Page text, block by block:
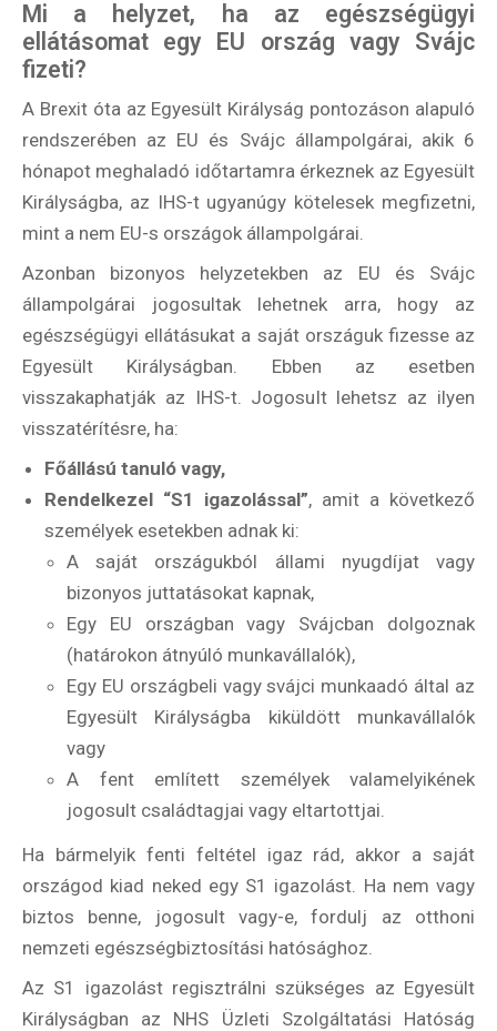
Mi a helyzet, ha az egészségügyi
ellátásomat egy EU ország vagy Svájc
fizeti?
A Brexit óta az Egyesült Királyság pontozáson alapuló
rendszerében az EU és Svájc állampolgárai, akik 6
hónapot meghaladó időtartamra érkeznek az Egyesült
Királyságba, az IHS-t ugyanúgy kötelesek megfizetni,
mint a nem EU-s országok állampolgárai.
Azonban bizonyos helyzetekben az EU és Svájc
állampolgárai jogosultak lehetnek arra, hogy az
egészségügyi ellátásukat a saját országuk fizesse az
Egyesült Királyságban. Ebben az esetben
visszakaphatják az IHS-t. Jogosult lehetsz az ilyen
visszatérítésre, ha:
Főállású tanuló vagy,
Rendelkezel “S1 igazolással”, amit a következő
személyek esetekben adnak ki:
A saját országukból állami nyugdíjat vagy
bizonyos juttatásokat kapnak,
Egy EU országban vagy Svájcban dolgoznak
(határokon átnyúló munkavállalók),
Egy EU országbeli vagy svájci munkaadó által az
Egyesült Királyságba kiküldött munkavállalók
vagy
A fent említett személyek valamelyikének
jogosult családtagjai vagy eltartottjai.
Ha bármelyik fenti feltétel igaz rád, akkor a saját
országod kiad neked egy S1 igazolást. Ha nem vagy
biztos benne, jogosult vagy-e, fordulj az otthoni
nemzeti egészségbiztosítási hatósághoz.
Az S1 igazolást regisztrálni szükséges az Egyesült
Királyságban az NHS Üzleti Szolgáltatási Hatóság